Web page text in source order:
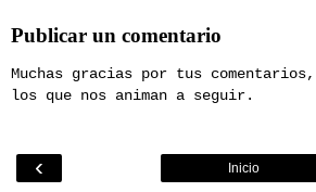
Publicar un comentario
Muchas gracias por tus
los que nos animan a seguir.
‹ Inicio